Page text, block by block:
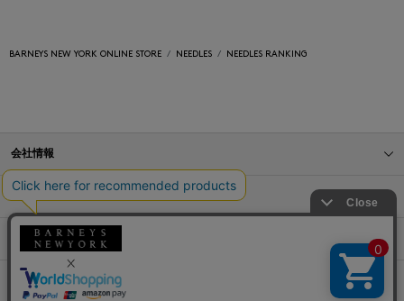
BARNEYS NEW YORK ONLINE STORE NEEDLES NEEDLES RANKING
会社情報
オンラインストアショッピングガイド
店舗情報
サービス